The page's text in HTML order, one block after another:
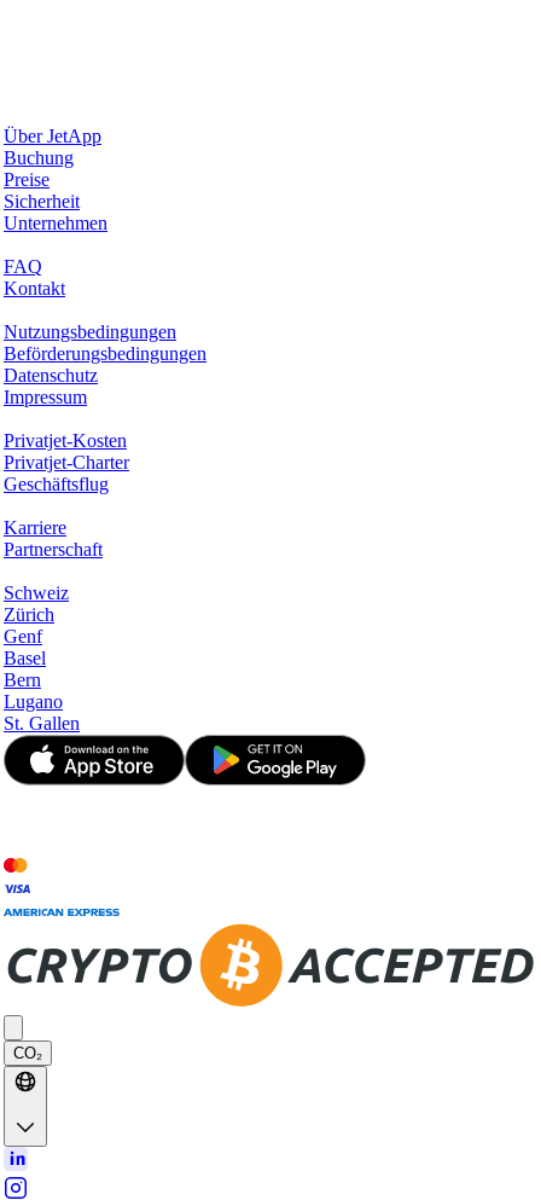
Über JetApp
Buchung
Preise
Sicherheit
Unternehmen
FAQ
Kontakt
Nutzungsbedingungen
Beförderungsbedingungen
Datenschutz
Impressum
Privatjet-Kosten
Privatjet-Charter
Geschäftsflug
Karriere
Partnerschaft
Schweiz
Zürich
Genf
Basel
Bern
Lugano
St. Gallen
CO₂